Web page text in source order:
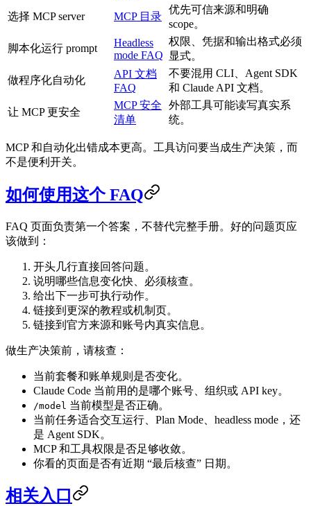
选择 MCP server MCP 目录
优先可信来源和明确
scope。
脚本化运行 prompt
Headless
mode FAQ
权限、凭据和输出格式必须
显式。
做程序化自动化
API 文档
FAQ
不要混用 CLI、Agent SDK
和 Claude API 文档。
让 MCP 更安全
MCP 安全
清单
外部工具可能读写真实系
统。
MCP 和自动化出错成本更高。工具访问要当成生产决策，而
不是便利开关。
如何使用这个 FAQ
FAQ 页面负责第一个答案，不替代完整手册。好的问题页应
该做到：
开头几行直接回答问题。
说明哪些信息变化快、必须核查。
给出下一步可执行动作。
链接到更深的教程或机制页。
链接到官方来源和账号内真实信息。
做生产决策前，请核查：
当前套餐和账单规则是否变化。
Claude Code 当前用的是哪个账号、组织或 API key。
/model 当前模型是否正确。
当前任务适合交互运行、Plan Mode、headless mode，还
是 Agent SDK。
MCP 和工具权限是否足够收敛。
你看的页面是否有近期 “最后核查” 日期。
相关入口